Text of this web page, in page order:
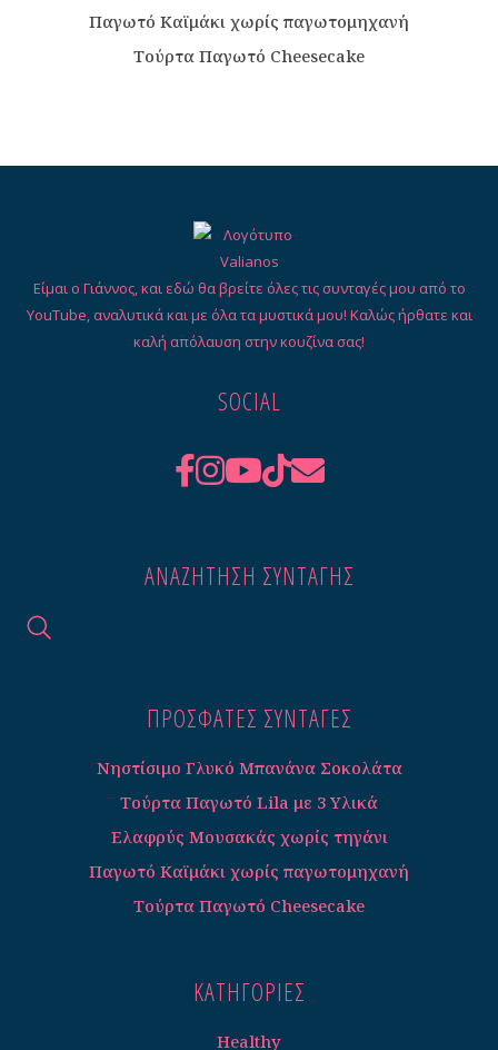
Παγωτό Καϊμάκι χωρίς παγωτομηχανή
Τούρτα Παγωτό Cheesecake
Είμαι ο Γιάννος, και εδώ θα βρείτε όλες τις συνταγές μου από το
YouTube, αναλυτικά και με όλα τα μυστικά μου! Καλώς ήρθατε και
καλή απόλαυση στην κουζίνα σας!
SOCIAL
ΑΝΑΖΉΤΗΣΗ ΣΥΝΤΑΓΉΣ
ΠΡΟΣΦΑΤΕΣ ΣΥΝΤΑΓΈΣ
Νηστίσιμο Γλυκό Μπανάνα Σοκολάτα
Τούρτα Παγωτό Lila με 3 Υλικά
Ελαφρύς Μουσακάς χωρίς τηγάνι
Παγωτό Καϊμάκι χωρίς παγωτομηχανή
Τούρτα Παγωτό Cheesecake
ΚΑΤΗΓΟΡΊΕΣ
Healthy